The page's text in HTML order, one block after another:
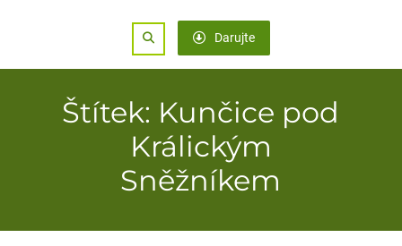
Search Darujte
Štítek: Kunčice pod
Králickým
Sněžníkem